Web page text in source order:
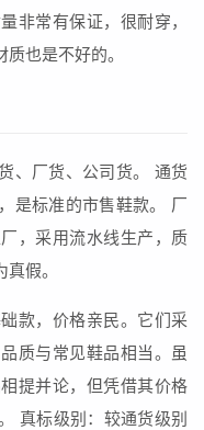
非常有保证，很耐穿，
也是不好的。
、厂货、公司货。 通货
是标准的市售鞋款。 厂
，采用流水线生产，质
假。
款，价格亲民。它们采
质与常见鞋品相当。虽
提并论，但凭借其价格
真标级别：较通货级别